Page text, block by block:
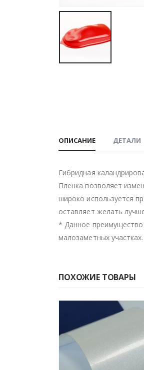
ОПИСАНИЕ ДЕТАЛИ
Гибридная
Пленка позволяет
широко используется
оставляет желать
* Данное преимущество
малозаметных участках.
ПОХОЖИЕ ТОВАРЫ